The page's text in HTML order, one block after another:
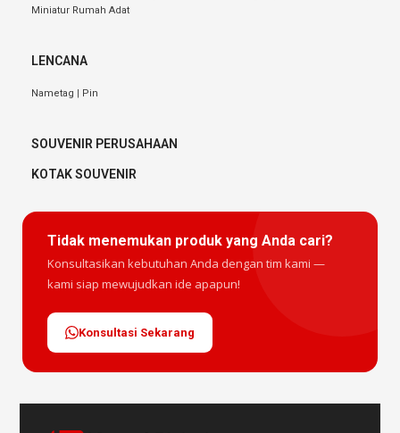
Miniatur Rumah Adat
LENCANA
Nametag | Pin
SOUVENIR PERUSAHAAN
KOTAK SOUVENIR
Tidak menemukan produk yang Anda cari?
Konsultasikan kebutuhan Anda dengan tim kami —
kami siap mewujudkan ide apapun!
Konsultasi Sekarang